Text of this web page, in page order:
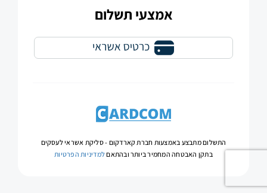
אמצעי תשלום
התשלום מתבצע באמצעות חברת קארדקום -סליקת אשראי לעסקים
בתקן האבטחה המחמיר ביותר ובהתאםלמדיניות הפרטיות